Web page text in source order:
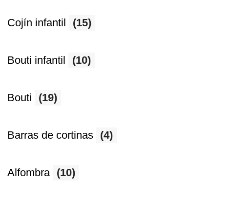
Cojín infantil (15)
Bouti infantil (10)
Bouti (19)
Barras de cortinas (4)
Alfombra (10)